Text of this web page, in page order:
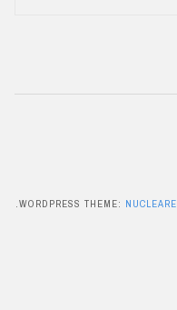
WORDPRESS THEME: NUCLEARE